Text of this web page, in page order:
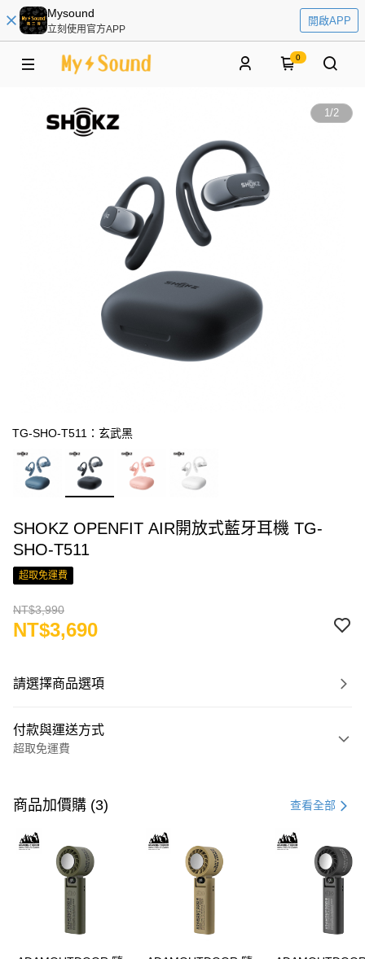
Mysound
立刻使用官方APP
開啟APP
0
1/2
TG-SHO-T511：玄武黑
SHOKZ OPENFIT AIR開放式藍牙耳機 TG-
SHO-T511
超取免運費
NT$3,990
NT$3,690
請選擇商品選項
付款與運送方式
超取免運費
信用卡一次付款
LINE Pay
Apple Pay
商品加價購 (3) 查看全部